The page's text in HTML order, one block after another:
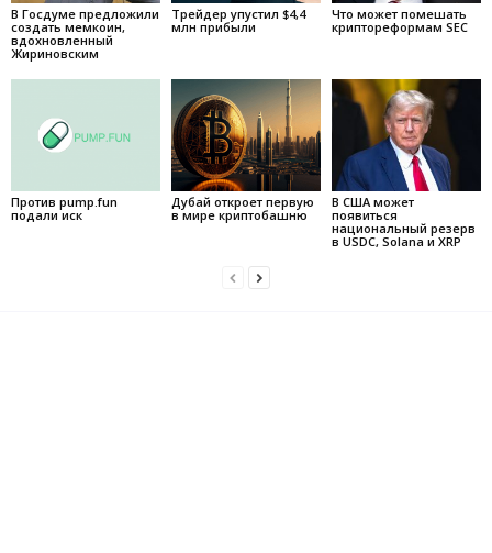
В Госдуме предложили
создать мемкоин,
вдохновленный
Жириновским
Трейдер упустил $4,4
млн прибыли
Что может помешать
криптореформам SEC
Против pump.fun
подали иск
Дубай откроет первую
в мире криптобашню
В США может
появиться
национальный резерв
в USDC, Solana и XRP